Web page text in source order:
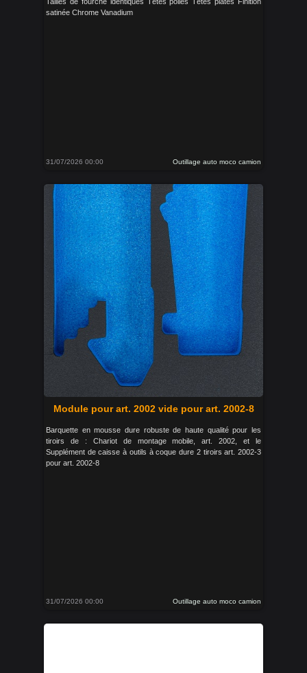
satinée Chrome Vanadium
31/07/2026 00:00 Outillage auto moco camion
Module pour art. 2002 vide pour art. 2002-8
Barquette en mousse dure robuste de haute qualité pour les
tiroirs de : Chariot de montage mobile, art. 2002, et le
Supplément de caisse à outils à coque dure 2 tiroirs art. 2002-3
pour art. 2002-8
31/07/2026 00:00 Outillage auto moco camion